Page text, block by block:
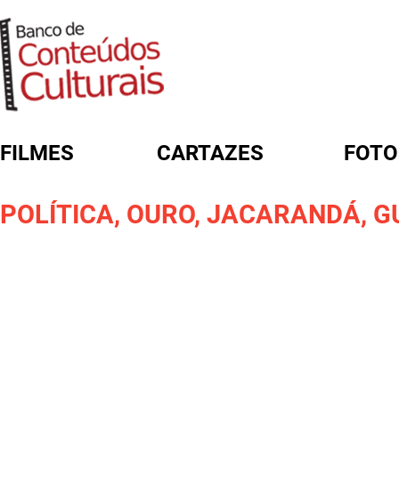
FILMES CARTAZES
POLÍTICA, OURO, JACARANDÁ,
FORMULÁRIO DE BUSCA